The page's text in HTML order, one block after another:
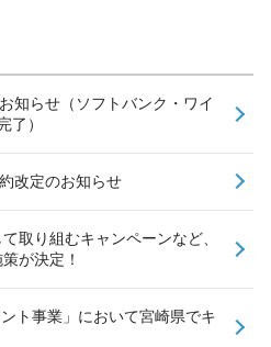
知らせ（ソフトバンク・ワイ
了）
改定のお知らせ
取り組むキャンペーンなど、
が決定！
ト事業」において宮崎県でキ